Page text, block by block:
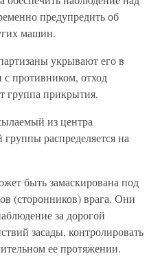
предупредить об
машин.
укрывают его в
противником, отход
группа прикрытия.
из центра
распределяется на
быть замаскирована под
(сторонников) врага. Они
за дорогой
засады, контролировать
ее протяжении.